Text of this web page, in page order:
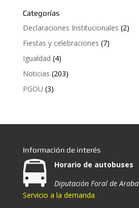
Categorías
Declaraciones Institucionales (2)
Fiestas y celebraciones (7)
Igualdad (4)
Noticias (203)
PGOU (3)
Información de interés
Horario de autobuses
Diputación Foral de Araba
Servicio a la demanda